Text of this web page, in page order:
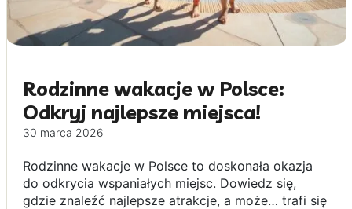
Rodzinne wakacje w Polsce:
Odkryj najlepsze miejsca!
30 marca 2026
Rodzinne wakacje w Polsce to doskonała okazja
do odkrycia wspaniałych miejsc. Dowiedz się,
gdzie znaleźć najlepsze atrakcje, a może… trafi się